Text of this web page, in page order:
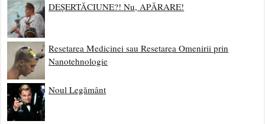
DEȘERTĂCIUNE?! Nu, APĂRARE!
Resetarea Medicinei sau Resetarea Omenirii prin
Nanotehnologie
Noul Legământ